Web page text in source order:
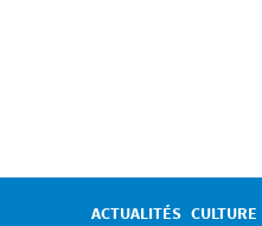
ACTUALITÉS CULTURE